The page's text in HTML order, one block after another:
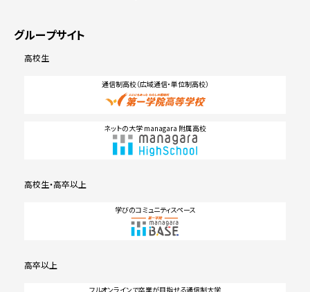
グループサイト
高校生
通信制高校（広域通信・単位制高校）
ネットの大学 managara 附属高校
高校生・高卒以上
学びのコミュニティスペース
高卒以上
フルオンラインで卒業が目指せる通信制大学